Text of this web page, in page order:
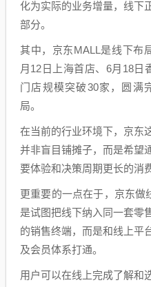
化为实际的业务增量，线下
部分。
其中，京东MALL是线下布
月12日上海首店、6月18日
门店规模突破30家，圆满
局。
在当前的行业环境下，京东
并非盲目铺摊子，而是希望
要体验和决策周期更长的消
更重要的一点在于，京东做
是试图把线下纳入同一套零
的销售终端，而是和线上平
及会员体系打通。
用户可以在线上完成了解和